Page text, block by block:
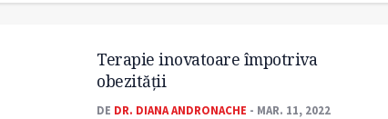
Terapie inovatoare împotriva
obezităţii
DE DR. DIANA ANDRONACHE - MAR. 11, 2022